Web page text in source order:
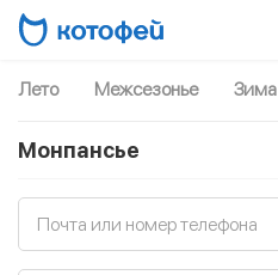
Лето Межсезонье Зима
Монпансье
Почта или номер телефона